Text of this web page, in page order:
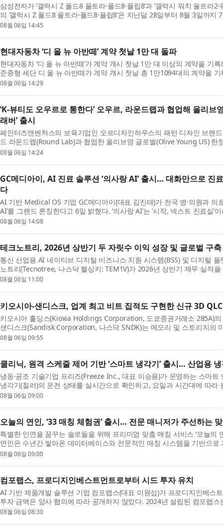
삼성전자가 ‘갤럭시 Z 폴드8 울트라·폴드8·플립8’과 ‘갤럭시 워치 울트라
의 ‘갤럭시 Z 폴드8 울트라·폴드8·플립8’은 지난달 28일부터 8월 3일까
최고 기록인 144만 대 판...
08월 06일 14:45
현대자동차 ‘디 올 뉴 아반떼’ 계약 첫날 1만 대 돌파
현대자동차 ‘디 올 뉴 아반떼’가 계약 개시 첫날 1만 대 이상의 계약을 기
준중형 세단 디 올 뉴 아반떼가 계약 개시 첫날 총 1만1094대의 계약을
된 7세대 아반떼의 계약 ...
08월 06일 14:29
‘K-뷰티도 오우르로 통한다’ 오우르, 라운드랩과 협업해 올리브
래버’ 출시
페인터즈앤벤처스의 보육기업인 오르디자인하우스의 패턴 디자인 브랜드
드 라운드랩(Round Lab)과 협업한 올리브영 글로벌(Olive Young US) 한
킨케어와 디자인, 패션이 결합된...
08월 06일 14:24
GC메디아이, AI 진료 솔루션 ‘의사랑 AI’ 출시… 대화만으로 진
다
AI 기반 Medical OS 기업 GC메디아이(대표 김진태)가 전국 병·의원과 의
AI’를 그랜드 론칭한다고 6일 밝혔다. ‘의사랑 AI’는 ‘시작, 넥스트 진료실
차트(EMR) ‘의사랑’의 노...
08월 06일 14:08
테크노트리, 2026년 상반기 두 자릿수 이익 성장 및 글로벌 구
통신 산업용 AI 네이티브 디지털 비즈니스 지원 시스템(BSS) 및 디지털
노트리(Tecnotree, 나스닥 헬싱키: TEM1V)가 2026년 상반기 재무 실적
에서 성장과 함께 영업이익...
08월 06일 11:00
키오시아-샌디스크, 업계 최고 비트 집적도 구현한 신규 3D
키오시아 홀딩스(Kioxia Holdings Corporation, 도쿄증권거래소 285A)
샌디스크(Sandisk Corporation, 나스닥 SNDK)는 메모리 및 스토리지의
Storage Conference, FMS)에서 차세대 ...
08월 06일 09:55
쿨리닉, 원격 스케줄 제어 기반 ‘스마트 냉각기’ 출시… 산업용
냉동·공조 기술기업 프리즈(Freeze Inc., 대표 이승용)가 운영하는 스마트
냉각기(칠러)의 운전 상태를 실시간으로 확인하고, 요일과 시간대에 따라
기’를 공식 출시했다고 ...
08월 06일 09:00
오늘의 연인, ‘33 매칭 체험권’ 출시… 전문 매니저가 주선하는
특별한 인연을 꿈꾸는 솔로들을 위해 프리미엄 맞춤 매칭 서비스 ‘오늘의
연인은 수년간 쌓아온 데이터베이스와 전문적인 매칭 시스템을 기반으
고려해 가장 적합한 이성...
08월 06일 09:00
컴포랩스, 프로디지인베스트먼트로부터 시드 투자 유치
AI 기반 제품개발 솔루션 기업 컴포랩스(대표 이원섭)가 프로디지인베스
투자 금액은 양사 협의에 따라 공개하지 않았다. 2024년 설립된 컴포랩스
(sizelab.io)’과 AI 기술을 기반으...
08월 06일 08:30